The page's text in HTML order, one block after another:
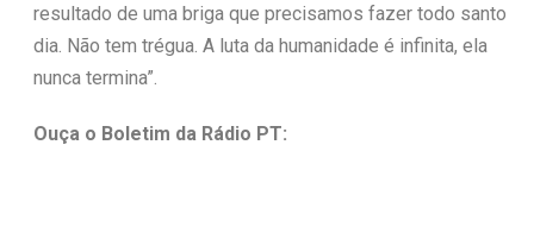
resultado de uma briga que precisamos fazer todo santo
dia. Não tem trégua. A luta da humanidade é infinita, ela
nunca termina”.
Ouça o Boletim da Rádio PT: